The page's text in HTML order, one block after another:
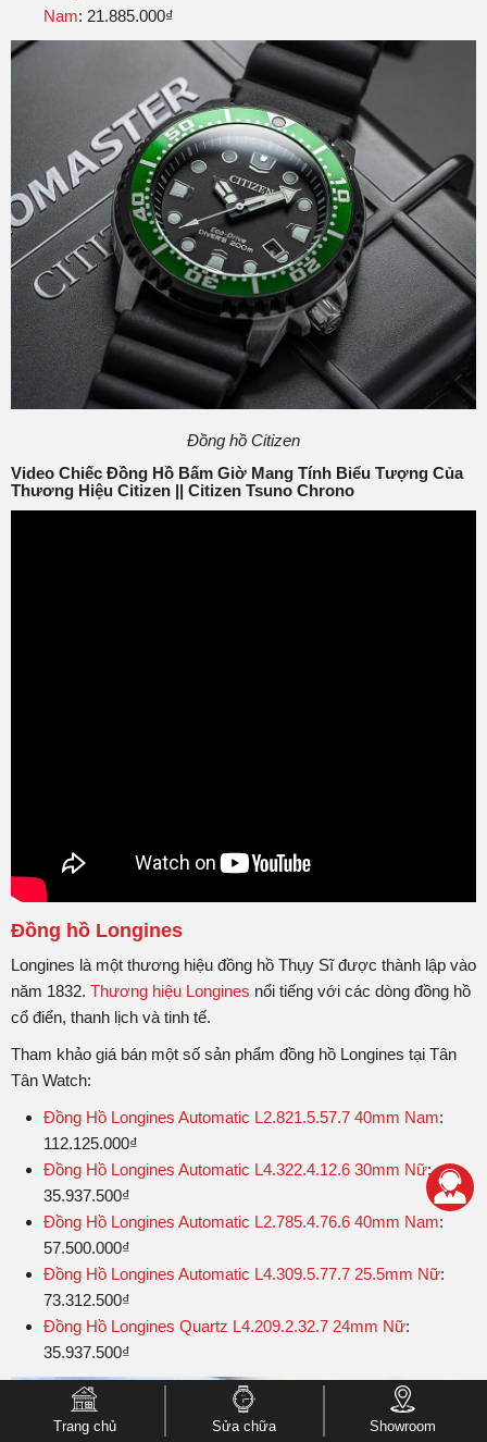
Nam: 21.885.000₫
Đồng hồ Citizen
Video Chiếc Đồng Hồ Bấm Giờ Mang Tính Biểu Tượng Của
Thương Hiệu Citizen || Citizen Tsuno Chrono
Đồng hồ Longines
Longines là một thương hiệu đồng hồ Thụy Sĩ được thành lập vào
năm 1832. Thương hiệu Longines nổi tiếng với các dòng đồng hồ
cổ điển, thanh lịch và tinh tế.
Tham khảo giá bán một số sản phẩm đồng hồ Longines tại Tân
Tân Watch:
Đồng Hồ Longines Automatic L2.821.5.57.7 40mm Nam:
112.125.000₫
Đồng Hồ Longines Automatic L4.322.4.12.6 30mm Nữ:
35.937.500₫
Đồng Hồ Longines Automatic L2.785.4.76.6 40mm Nam:
57.500.000₫
Đồng Hồ Longines Automatic L4.309.5.77.7 25.5mm Nữ:
73.312.500₫
Đồng Hồ Longines Quartz L4.209.2.32.7 24mm Nữ:
35.937.500₫
Trang chủ Sửa chữa Showroom